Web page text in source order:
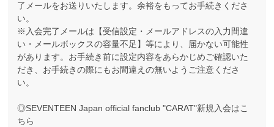
了メールをお送りいたします。余裕をもってお手続きくださ
い。
※入会完了メールは【受信設定・メールアドレスの入力間違
い・メールボックスの容量不足】等により、届かない可能性
があります。お手続き前に設定内容をあらかじめご確認いた
だき、お手続きの際にもお間違えの無いようご注意くださ
い。
◎SEVENTEEN Japan official fanclub "CARAT"新規入会はこ
ちら